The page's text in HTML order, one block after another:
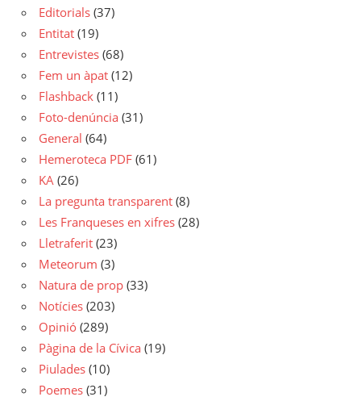
Editorials (37)
Entitat (19)
Entrevistes (68)
Fem un àpat (12)
Flashback (11)
Foto-denúncia (31)
General (64)
Hemeroteca PDF (61)
KA (26)
La pregunta transparent (8)
Les Franqueses en xifres (28)
Lletraferit (23)
Meteorum (3)
Natura de prop (33)
Notícies (203)
Opinió (289)
Pàgina de la Cívica (19)
Piulades (10)
Poemes (31)